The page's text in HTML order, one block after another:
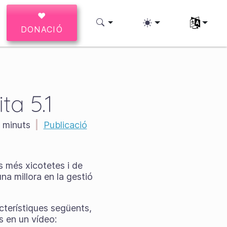
♥
DONACIÓ
Trieu
5.1
Publicació
més xicotetes i de
millora en la gestió
següents,
en un vídeo: